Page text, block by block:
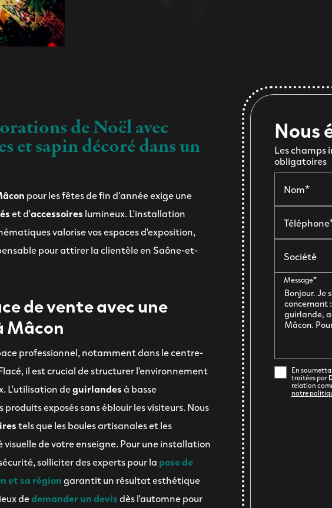
de Noël avec
et sapin décoré dans un
pour les fêtes de fin d’année exige une
et d'accessoires lumineux. L'installation
valorise vos espaces d'exposition,
pour attirer la clientèle en Saône-et-
de vente avec une
Mâcon
professionnel, notamment dans le centre-
il est crucial de structurer l'environnement
L'utilisation deguirlandesà basse
exposés sans éblouir les visiteurs. Nous
tels que les boules artisanales et les
de votre enseigne. Pour une installation
solliciter des experts pour la pose de
et sa régiongarantit un résultat esthétique
dedemander un devisdès l'automne pour
Nous
Les champs
obligatoires
Nom*
Société
Message*
En
traitées par
relation
notre